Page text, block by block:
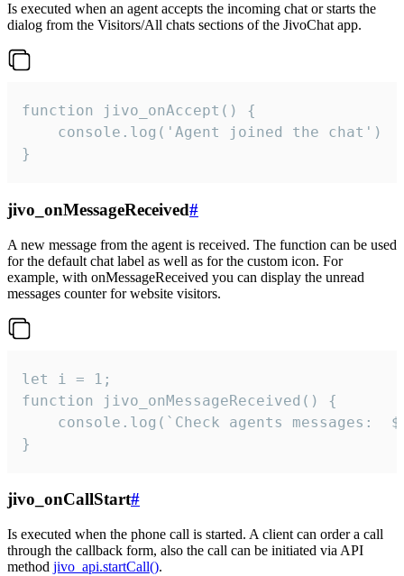
Is executed when an agent accepts the incoming chat or starts the
dialog from the Visitors/All chats sections of the JivoChat app.
function jivo_onAccept() {
}
jivo_onMessageReceived#
A new message from the agent is received. The function can be used
for the default chat label as well as for the custom icon. For
example, with onMessageReceived you can display the unread
messages counter for website visitors.
let i = 1;
function jivo_onMessageReceived() {
}
jivo_onCallStart#
Is executed when the phone call is started. A client can order a call
through the callback form, also the call can be initiated via API
method jivo_api.startCall().